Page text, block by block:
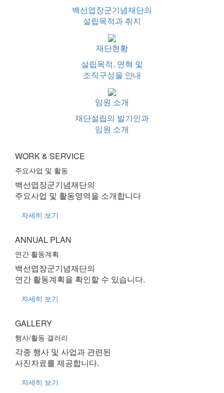
백선엽장군기념재단의
설립목적과 취지
재단현황
설립목적, 연혁 및
조직구성을 안내
임원 소개
재단설립의 발기인과
임원 소개
WORK & SERVICE
주요사업 및 활동
백선엽장군기념재단의
주요사업 및 활동영역을 소개합니다
자세히 보기
ANNUAL PLAN
연간 활동계획
백선엽장군기념재단의
연간 활동계획을 확인할 수 있습니다.
자세히 보기
GALLERY
행사/활동 갤러리
각종 행사 및 사업과 관련된
사진자료를 제공합니다.
자세히 보기